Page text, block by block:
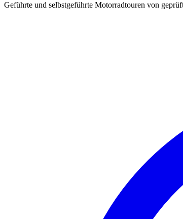
Geführte und selbstgeführte Motorradtouren von